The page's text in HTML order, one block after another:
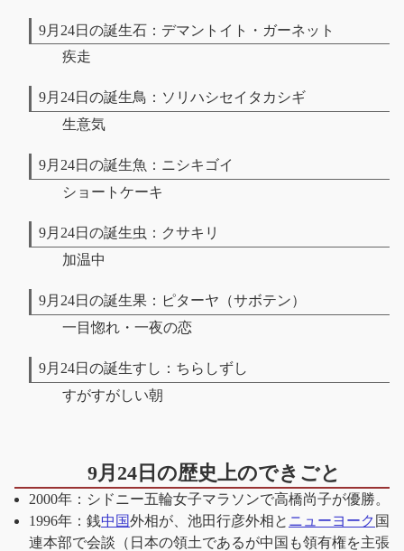
9月24日の誕生石：デマントイト・ガーネット
疾走
9月24日の誕生鳥：ソリハシセイタカシギ
生意気
9月24日の誕生魚：ニシキゴイ
ショートケーキ
9月24日の誕生虫：クサキリ
加温中
9月24日の誕生果：ピターヤ（サボテン）
一目惚れ・一夜の恋
9月24日の誕生すし：ちらしずし
すがすがしい朝
9月24日の歴史上のできごと
2000年：シドニー五輪女子マラソンで高橋尚子が優勝。
1996年：銭中国外相が、池田行彦外相と ニューヨーク 国
連本部で会談（日本の領土であるが中国も領有権を主張